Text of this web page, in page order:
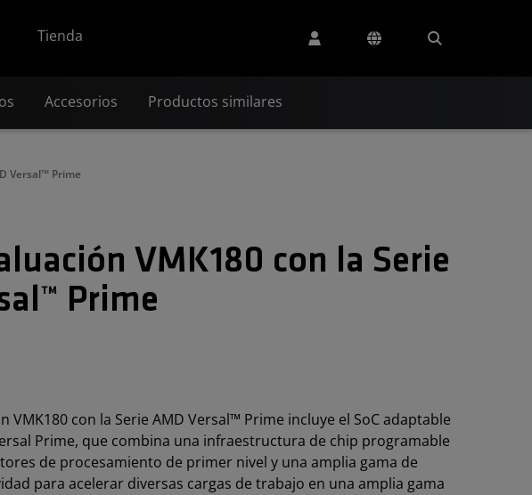
Tienda
Accesorios Productos similares
Versal™ Prime
VMK180 con la Serie
Prime
VMK180 con la Serie AMD Versal™ Prime incluye el SoC adaptable
Prime, que combina una infraestructura de chip programable
de procesamiento de primer nivel y una amplia gama de
para acelerar diversas cargas de trabajo en una amplia gama